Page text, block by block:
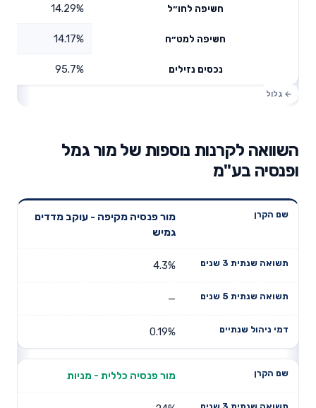
חשיפה לחו״ל 14.29%
חשיפה למט״ח 14.17%
נכסים נזילים 95.7%
השוואה לקרנות נוספות של מור גמל
ופנסיה בע"מ
שנתית 3
תשואה
דמי ניהול
מור פנסיה מקיפה - עוקב מדדים
גמיש
4.3%
—
0.19%
מור פנסיה כללית - מניות